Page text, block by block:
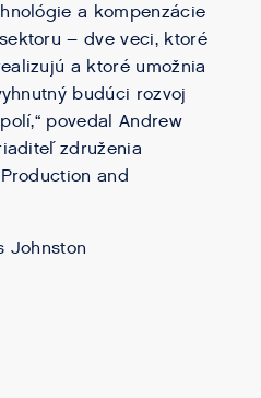
a kompenzácie
– dve veci, ktoré
a ktoré umožnia
budúci rozvoj
povedal Andrew
združenia
and
Johnston